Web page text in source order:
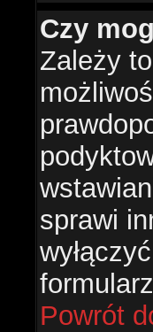
Czy
Zależy
sprawi
Powrót